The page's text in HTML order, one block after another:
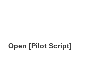
Open [Pilot Script]